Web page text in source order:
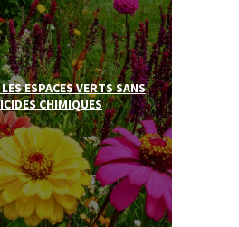
ESPACES VERTS SANS
CHIMIQUES